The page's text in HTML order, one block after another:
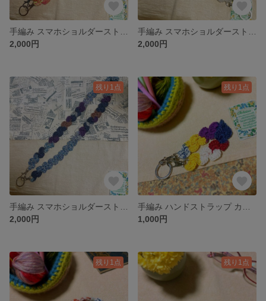
2,000円
2,000円
残り1点
2,000円
残り1点
1,000円
残り1点 残り1点